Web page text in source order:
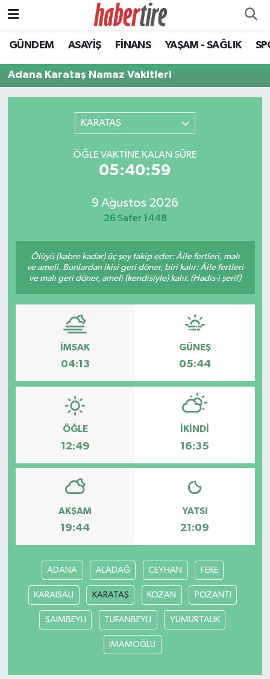
GÜNDEM ASAYİŞ FİNANS YAŞAM - SAĞLIK
Adana Karataş Namaz Vakitleri
KARATAŞ
ÖĞLE VAKTINE KALAN SÜRE
05:40:59
9 Ağustos 2026
26 Safer 1448
Ölüyü (kabre kadar) üç şey takip eder: Âile fertleri, malı
ve ameli. Bunlardan ikisi geri döner, biri kalır: Âile fertleri
ve malı geri döner, ameli (kendisiyle) kalır. (Hadis-i şerif)
İMSAK
04:13
GÜNEŞ
05:44
ÖĞLE
12:49
İKINDI
16:35
AKŞAM
19:44
YATSI
21:09
ADANA ALADAĞ CEYHAN FEKE
KARAISALI KARATAŞ KOZAN POZANTI
SAİMBEYLİ TUFANBEYLİ YUMURTALIK
İMAMOĞLU
Tire Nöbetçi Eczaneler
Tire Hava Durumu
Tüm Manşetler
Son Dakika Haberleri